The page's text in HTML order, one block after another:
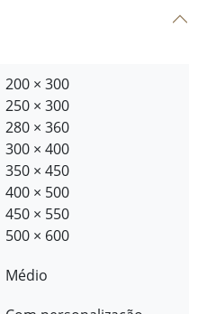
200 × 300
250 × 300
280 × 360
300 × 400
350 × 450
400 × 500
450 × 550
500 × 600
Médio